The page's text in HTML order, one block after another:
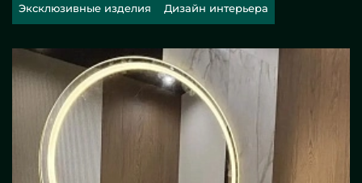
Эксклюзивные изделия Дизайн интерьера